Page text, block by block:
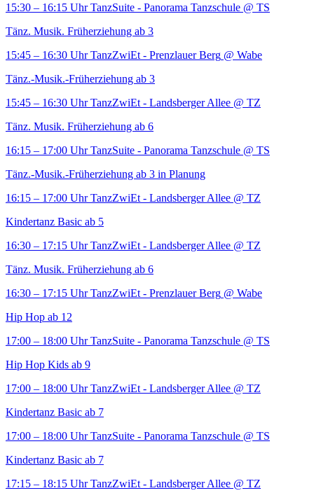
15:30 – 16:15 Uhr TanzSuite - Panorama Tanzschule @ TS
Tänz. Musik. Früherziehung ab 3
15:45 – 16:30 Uhr TanzZwiEt - Prenzlauer Berg @ Wabe
Tänz.-Musik.-Früherziehung ab 3
15:45 – 16:30 Uhr TanzZwiEt - Landsberger Allee @ TZ
Tänz. Musik. Früherziehung ab 6
16:15 – 17:00 Uhr TanzSuite - Panorama Tanzschule @ TS
Tänz.-Musik.-Früherziehung ab 3 in Planung
16:15 – 17:00 Uhr TanzZwiEt - Landsberger Allee @ TZ
Kindertanz Basic ab 5
16:30 – 17:15 Uhr TanzZwiEt - Landsberger Allee @ TZ
Tänz. Musik. Früherziehung ab 6
16:30 – 17:15 Uhr TanzZwiEt - Prenzlauer Berg @ Wabe
Hip Hop ab 12
17:00 – 18:00 Uhr TanzSuite - Panorama Tanzschule @ TS
Hip Hop Kids ab 9
17:00 – 18:00 Uhr TanzZwiEt - Landsberger Allee @ TZ
Kindertanz Basic ab 7
17:00 – 18:00 Uhr TanzSuite - Panorama Tanzschule @ TS
Kindertanz Basic ab 7
17:15 – 18:15 Uhr TanzZwiEt - Landsberger Allee @ TZ